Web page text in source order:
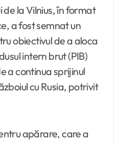
de la Vilnius, în format
a fost semnat un
obiectivul de a aloca
intern brut (PIB)
a continua sprijinul
cu Rusia, potrivit
apărare, care a